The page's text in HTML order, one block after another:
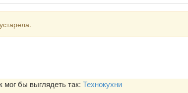
бы выглядеть так: Технокухни